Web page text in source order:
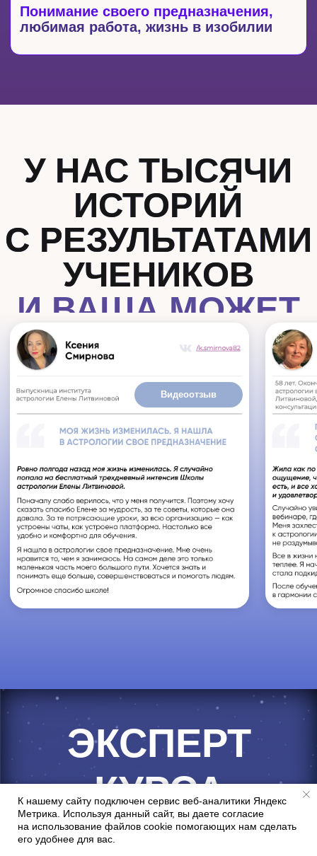
К нашему сайту подключен сервис веб-аналитики Яндекс
Метрика. Используя данный сайт, вы даете согласие
на использование файлов cookie помогающих нам сделать
его удобнее для вас.